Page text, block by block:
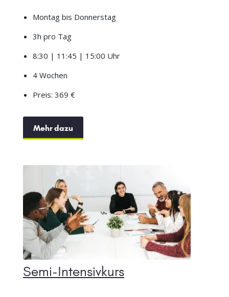
Montag bis Donnerstag
3h pro Tag
8:30 | 11:45 | 15:00 Uhr
4 Wochen
Preis: 369 €
Mehr dazu
Semi-Intensivkurs